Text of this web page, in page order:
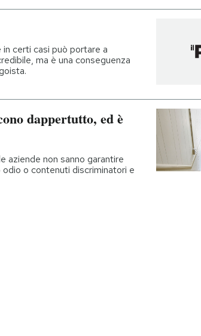
certi casi può portare a
ma è una conseguenza
dappertutto, ed è
aziende non sanno garantire
o contenuti discriminatori e